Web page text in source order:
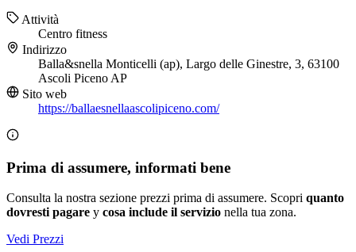
Attività
Centro fitness
Indirizzo
Balla&snella Monticelli (ap), Largo delle Ginestre, 3, 63100
Ascoli Piceno AP
Sito web
https://ballaesnellaascolipiceno.com/
Prima di assumere, informati bene
Consulta la nostra sezione prezzi prima di assumere. Scopri quanto
dovresti pagare y cosa include il servizio nella tua zona.
Vedi Prezzi